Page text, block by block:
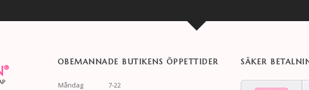
®
OBEMANNADE BUTIKENS ÖPPETTIDER
Måndag
7-22
SÄKER